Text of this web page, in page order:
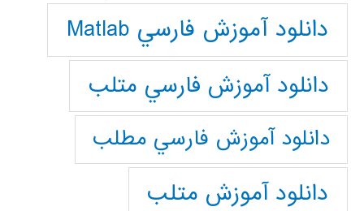
دانلود آموزش فارسي Matlab
دانلود آموزش فارسي متلب
دانلود آموزش فارسي مطلب
دانلود آموزش متلب